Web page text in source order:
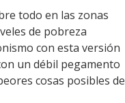
todo en las zonas
de pobreza
con esta versión
un débil pegamento
cosas posibles de